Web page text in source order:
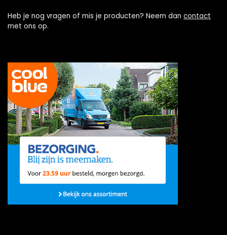
Heb je nog vragen of mis je producten? Neem dan contact
met ons op.